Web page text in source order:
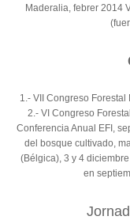
Maderalia, febrer 2014
1.- VII Congreso Forestal
2.- VI Congreso
Conferencia Anual EFI,
del bosque cultivado,
(Bélgica), 3 y 4
en